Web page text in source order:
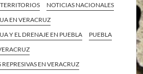
NOTICIAS NACIONALES
EN VERACRUZ
Y EL DRENAJE EN PUEBLA
PUEBLA
EN VERACRUZ